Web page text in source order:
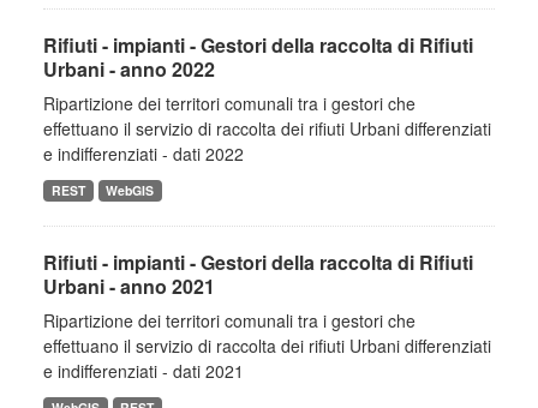
Rifiuti - impianti - Gestori della raccolta di Rifiuti
Urbani - anno 2022
Ripartizione dei territori comunali tra i gestori che
effettuano il servizio di raccolta dei rifiuti Urbani differenziati
e indifferenziati - dati 2022
REST WebGIS
Rifiuti - impianti - Gestori della raccolta di Rifiuti
Urbani - anno 2021
Ripartizione dei territori comunali tra i gestori che
effettuano il servizio di raccolta dei rifiuti Urbani differenziati
e indifferenziati - dati 2021